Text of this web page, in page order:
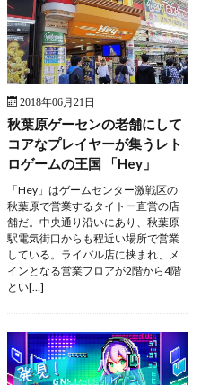
2018年06月21日
秋葉原ゲーセンの老舗にして
コアなプレイヤーが集うレト
ロゲームの王国 「Hey」
「Hey」はゲームセンター激戦区の
秋葉原で営業するタイトー直営の店
舗だ。中央通り沿いにあり、秋葉原
駅電気街口からも程近い場所で営業
している。ライバル店に挟まれ、メ
インとなる営業フロアが2階から4階
とい[…]